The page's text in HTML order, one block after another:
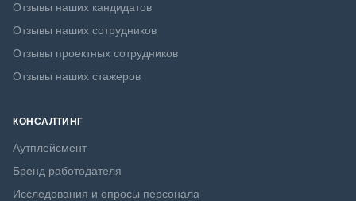
Отзывы наших кандидатов
Отзывы наших сотрудников
Отзывы проектных сотрудников
Отзывы наших стажеров
КОНСАЛТИНГ
Аутплейсмент
Бренд работодателя
Исследования и опросы персонала